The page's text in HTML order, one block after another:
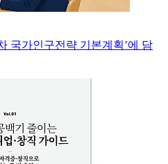
국가인구전략 기본계획’에 담